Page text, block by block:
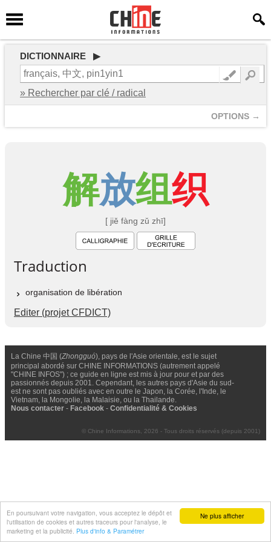
Ne plus afficher
En poursuivant votre navigation, vous acceptez le dépôt et
l'utilisation de cookies et autres traceurs pour l'analyse, le
marketing et la publicité. Plus d'info & Paramétrer
DICTIONNAIRE ▶
» Rechercher par clé / radical
OPTIONS →
解放组织
[ jiě fàng zǔ zhī]
Traduction
organisation de libération
Editer (projet CFDICT)
La Chine 中国 (Zhongguó), pays de l'Asie orientale, est le sujet
principal abordé sur CHINE INFORMATIONS (autrement appelé
"CHINE INFOS") ; ce guide en ligne est mis à jour pour et par des
passionnés depuis 2001. Cependant, les autres pays d'Asie du sud-
est ne sont pas oubliés avec en outre le Japon, la Corée, l'Inde, le
Vietnam, la Mongolie, la Malaisie, ou la Thailande.
Nous contacter - Facebook - Confidentialité & Cookies
© Chine Informations, 2026 - Tous droits réservés (depuis 2001)